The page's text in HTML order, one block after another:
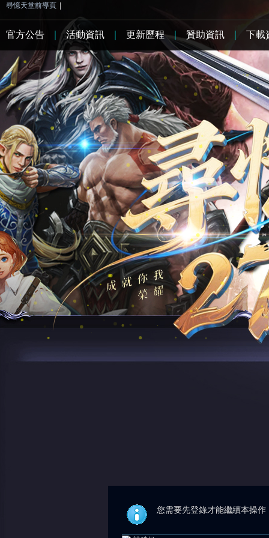
尋憶天堂前導頁
您需要先登錄才能繼續本操作